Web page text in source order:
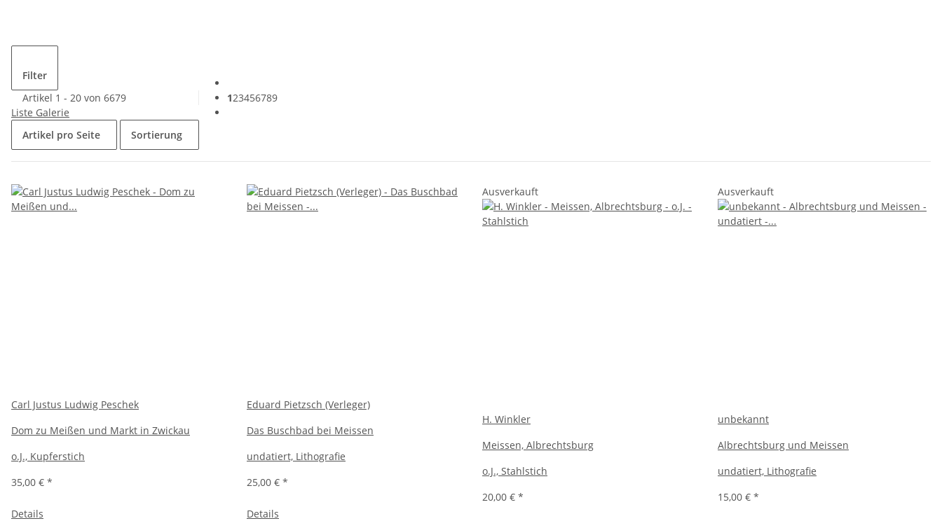
Filter
Artikel 1 - 20 von 6679
Liste Galerie
Artikel pro Seite
Sortierung
123456789
Carl Justus Ludwig Peschek
Dom zu Meißen und Markt in Zwickau
o.J., Kupferstich
35,00 € *
Details
Eduard Pietzsch (Verleger)
Das Buschbad bei Meissen
undatiert, Lithografie
25,00 € *
Details
Ausverkauft
H. Winkler
Meissen, Albrechtsburg
o.J., Stahlstich
20,00 € *
Ausverkauft
unbekannt
Albrechtsburg und Meissen
undatiert, Lithografie
15,00 € *